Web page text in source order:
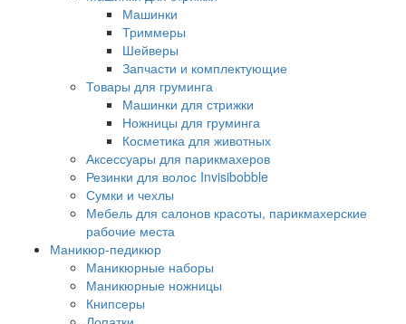
Машинки
Триммеры
Шейверы
Запчасти и комплектующие
Товары для груминга
Машинки для стрижки
Ножницы для груминга
Косметика для животных
Аксессуары для парикмахеров
Резинки для волос Invisibobble
Сумки и чехлы
Мебель для салонов красоты, парикмахерские
рабочие места
Маникюр-педикюр
Маникюрные наборы
Маникюрные ножницы
Книпсеры